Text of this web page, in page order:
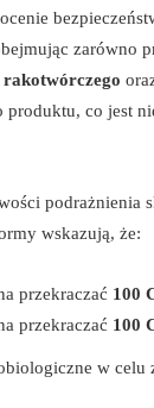
zarówno
rakotwórczego
co jest
podrażnienia
wskazują, że:
przekraczać 100
przekraczać 100
w celu